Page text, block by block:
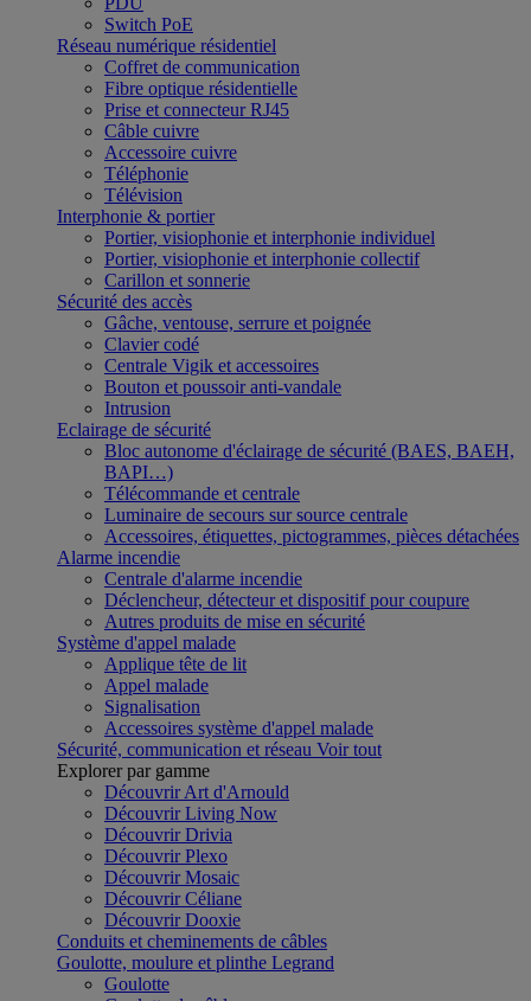
Switch PoE
Réseau numérique résidentiel
Coffret de communication
Fibre optique résidentielle
Prise et connecteur RJ45
Câble cuivre
Accessoire cuivre
Téléphonie
Télévision
Interphonie & portier
Portier, visiophonie et interphonie individuel
Portier, visiophonie et interphonie collectif
Carillon et sonnerie
Sécurité des accès
Gâche, ventouse, serrure et poignée
Clavier codé
Centrale Vigik et accessoires
Bouton et poussoir anti-vandale
Intrusion
Eclairage de sécurité
Bloc autonome d'éclairage de sécurité (BAES, BAEH,
BAPI…)
Télécommande et centrale
Luminaire de secours sur source centrale
Accessoires, étiquettes, pictogrammes, pièces détachées
Alarme incendie
Centrale d'alarme incendie
Déclencheur, détecteur et dispositif pour coupure
Autres produits de mise en sécurité
Système d'appel malade
Applique tête de lit
Appel malade
Signalisation
Accessoires système d'appel malade
Sécurité, communication et réseau Voir tout
Explorer par gamme
Découvrir Art d'Arnould
Découvrir Living Now
Découvrir Drivia
Découvrir Plexo
Découvrir Mosaic
Découvrir Céliane
Découvrir Dooxie
Conduits et cheminements de câbles
Goulotte, moulure et plinthe Legrand
Goulotte